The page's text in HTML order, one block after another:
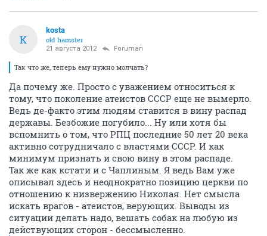
K
kosta
old hamster
21 августа 2012 Foruman
Так что же, теперь ему нужно молчать?
Да почему же. Просто с уважением относиться к
тому, что поколение атеистов СССР еще не вымерло.
Ведь де-факто этим людям ставится в вину распад
державы. Безбожие погубило... Ну или хотя бы
вспомнить о том, что РПЦ последние 50 лет 20 века
активно сотрудничало с властями СССР. И как
минимум признать и свою вину в этом распаде.
Так же как кстати и с Чаплиным. Я ведь Вам уже
описывал здесь и неоднократно позицию церкви по
отношению к низвержению Николая. Нет смысла
искать врагов - атеистов, верующих. Выводы из
ситуации делать надо, вешать собак на любую из
действующих сторон - бессмысленно.